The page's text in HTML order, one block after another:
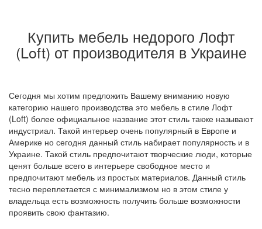
Купить мебель недорого Лофт
(Loft) от производителя в Украине
Сегодня мы хотим предложить Вашему вниманию новую
категорию нашего производства это мебель в стиле Лофт
(Loft) более официальное название этот стиль также называют
индустриал. Такой интерьер очень популярный в Европе и
Америке но сегодня данный стиль набирает популярность и в
Украине. Такой стиль предпочитают творческие люди, которые
ценят больше всего в интерьере свободное место и
предпочитают мебель из простых материалов. Данный стиль
тесно переплетается с минимализмом но в этом стиле у
владельца есть возможность получить больше возможности
проявить свою фантазию.